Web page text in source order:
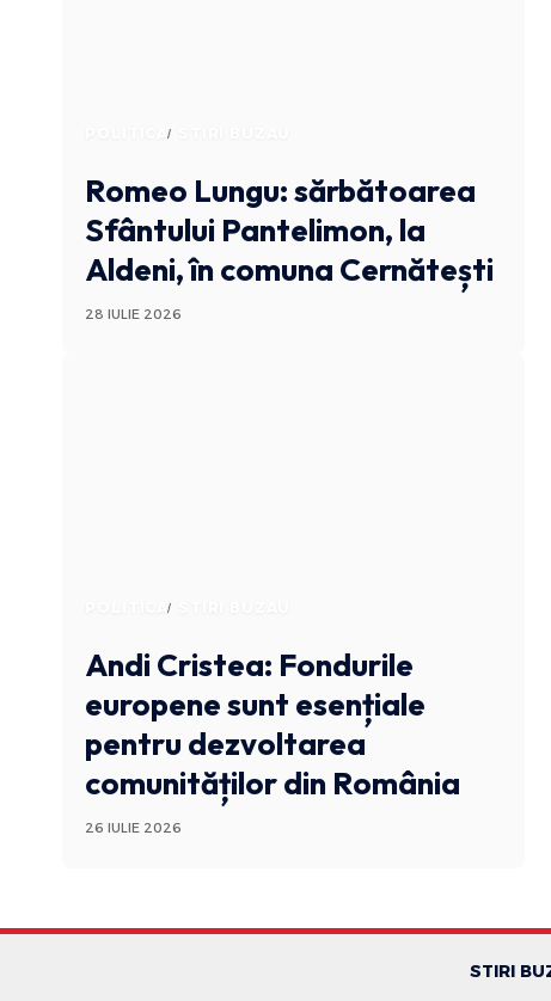
POLITICA
Romeo Lungu: sărbătoarea
Sfântului Pantelimon, la
Aldeni, în comuna Cernătești
28 IULIE 2026
POLITICA
Andi Cristea: Fondurile
europene sunt esențiale
pentru dezvoltarea
comunităților din România
26 IULIE 2026
STIRI